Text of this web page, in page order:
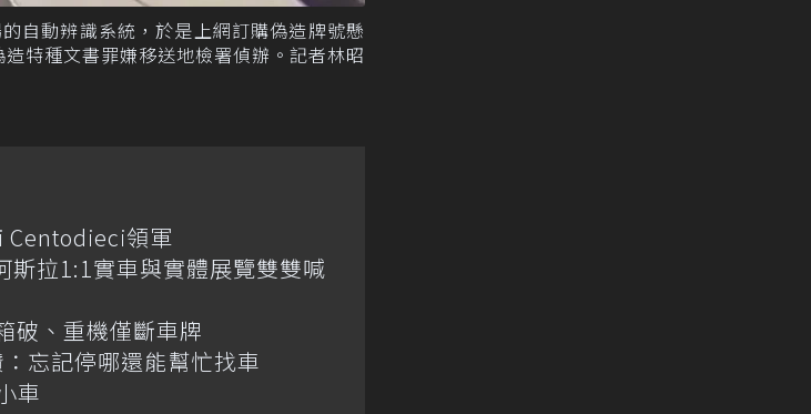
自動辨識系統，於是上網訂購偽造牌號懸
特種文書罪嫌移送地檢署偵辦。記者林昭
Centodieci領軍
斯拉1:1實車與實體展覽雙雙喊
破、重機僅斷車牌
忘記停哪還能幫忙找車
車